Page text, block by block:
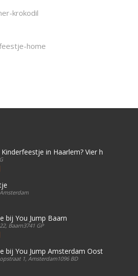
in Haarlem? Vier het bij
bij You Jump Baarn
Baarn3741 GP
bij You Jump Amsterdam Oost
1, Amsterdam1096 BD